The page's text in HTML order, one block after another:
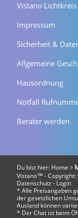
Vistano Lichtkreis
Impressum
Sicherheit &
Allgemeine
Hausordnung
Notfall
Berater werden
Du bist hier: Home >
Vistano™ - Copyright:
Datenschutz - Login
* Alle Preisangaben
der gesetzlichen
Ausland können
* Der Chat ist beim